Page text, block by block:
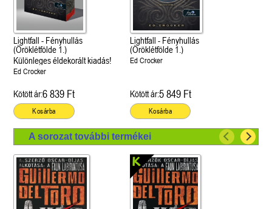
Lightfall - Fényhullás
(Öröklétfölde 1.)
Különleges éldekorált kiadás!
Ed Crocker
Kötött ár:6 839 Ft
Kosárba
Lightfall - Fényhullás
(Öröklétfölde 1.)
Ed Crocker
Kötött ár:5 849 Ft
Kosárba
A sorozat további termékei